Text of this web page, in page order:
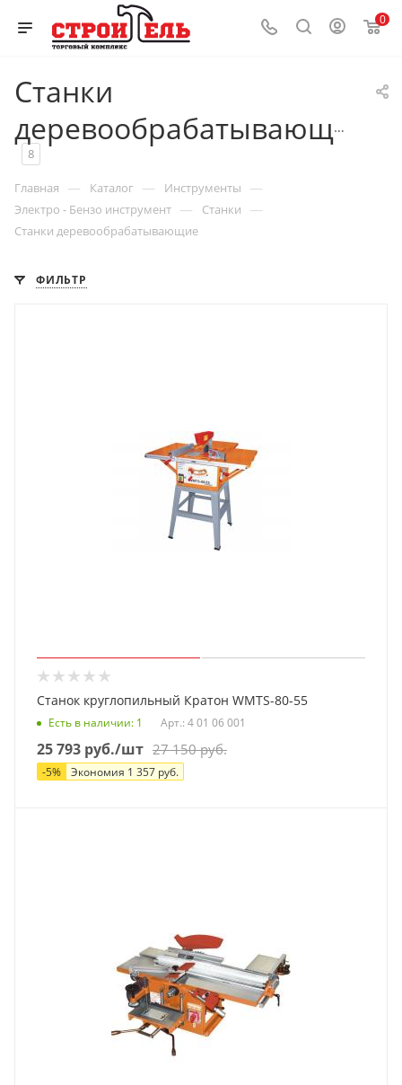
0
Станки
деревообрабатывающие
8
Главная — Каталог — Инструменты —
Электро - Бензо инструмент — Станки —
Станки деревообрабатывающие
ФИЛЬТР
Станок круглопильный Кратон WMTS-80-55
Есть в наличии: 1 Арт.: 4 01 06 001
25 793 руб./шт 27 150руб.
-5% Экономия 1 357 руб.